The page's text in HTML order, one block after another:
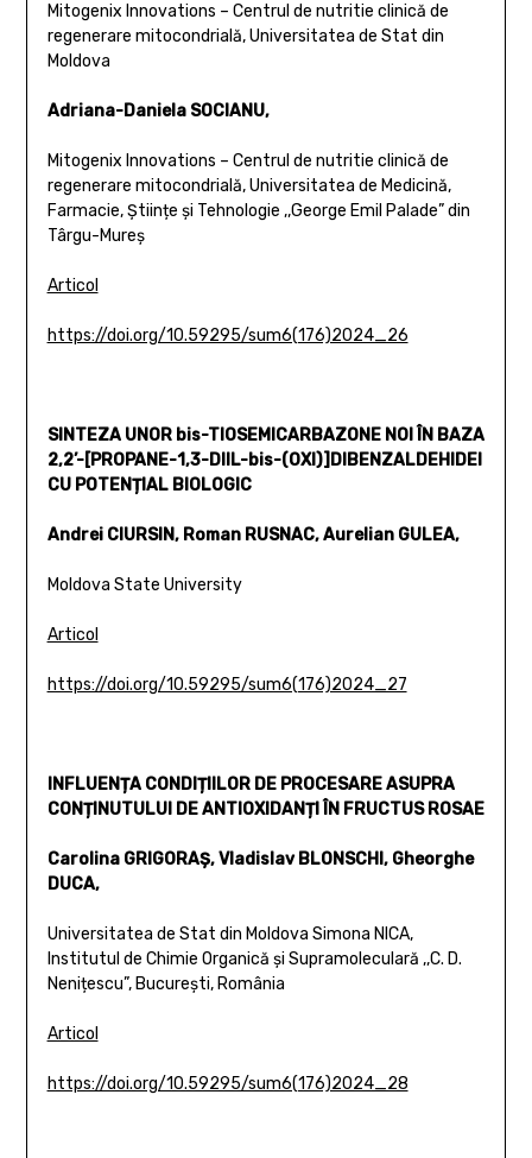
Mitogenix Innovations – Centrul de nutritie clinică de
regenerare mitocondrială, Universitatea de Stat din
Moldova
Adriana-Daniela SOCIANU,
Mitogenix Innovations – Centrul de nutritie clinică de
regenerare mitocondrială, Universitatea de Medicină,
Farmacie, Științe și Tehnologie ,,George Emil Palade” din
Târgu-Mureș
Articol
https://doi.org/10.59295/sum6(176)2024_26
SINTEZA UNOR bis-TIOSEMICARBAZONE NOI ÎN BAZA
2,2’-[PROPANE-1,3-DIIL-bis-(OXI)]DIBENZALDEHIDEI
CU POTENȚIAL BIOLOGIC
Andrei CIURSIN, Roman RUSNAC, Aurelian GULEA,
Moldova State University
Articol
https://doi.org/10.59295/sum6(176)2024_27
INFLUENȚA CONDIȚIILOR DE PROCESARE ASUPRA
CONȚINUTULUI DE ANTIOXIDANȚI ÎN FRUCTUS ROSAE
Carolina GRIGORAȘ, Vladislav BLONSCHI, Gheorghe
DUCA,
Universitatea de Stat din Moldova Simona NICA,
Institutul de Chimie Organică și Supramoleculară ,,C. D.
Nenițescu”, București, România
Articol
https://doi.org/10.59295/sum6(176)2024_28